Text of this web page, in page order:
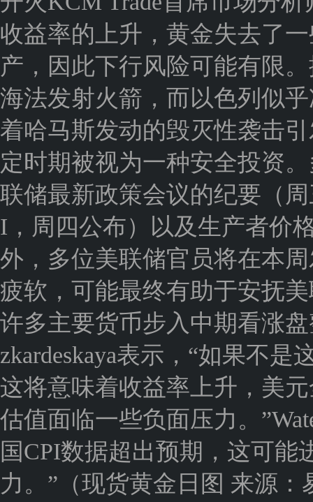
收益率的上升，黄金失去了
产，因此下行风险可能有限
海法发射火箭，而以色列似
着哈马斯发动的毁灭性袭击
定时期被视为一种安全投资
联储最新政策会议的纪要（
I，周四公布）以及生产者价
外，多位美联储官员将在本
疲软，可能最终有助于安抚
许多主要货币步入中期看涨
zkardeskaya表示，“如果不
这将意味着收益率上升，美
估值面临一些负面压力。
国CPI数据超出预期，这可
力。”（现货黄金日图 来源